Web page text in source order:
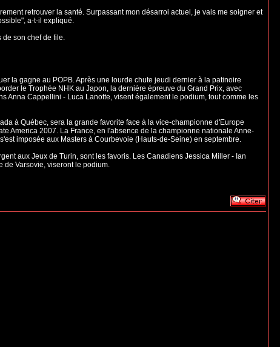
retrouver la santé. Surpassant mon désarroi actuel, je vais me soigner et
a-t-il expliqué.
de son chef de file.
la gagne au POPB. Après une lourde chute jeudi dernier à la patinoire
le Trophée NHK au Japon, la dernière épreuve du Grand Prix, avec
Anna Cappellini - Luca Lanotte, visent également le podium, tout comme les
à Québec, sera la grande favorite face à la vice-championne d'Europe
America 2007. La France, en l'absence de la championne nationale Anne-
imposée aux Masters à Courbevoie (Hauts-de-Seine) en septembre.
aux Jeux de Turin, sont les favoris. Les Canadiens Jessica Miller - Ian
de Varsovie, viseront le podium.